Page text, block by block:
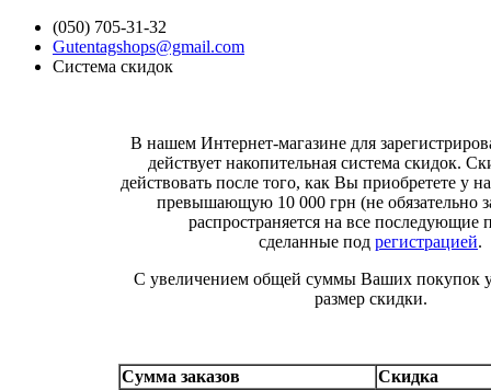
(050) 705-31-32
Gutentagshops@gmail.com
Система скидок
В нашем Интернет-магазине для
действует накопительная система скидок.
действовать после того, как Вы приобретете у
превышающую 10 000 грн (не обязательно
распространяется на все последующие
сделанные под регистрацией.
С увеличением общей суммы Ваших покупок
размер скидки.
Сумма заказов
Скидка